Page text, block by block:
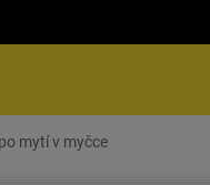
mytí v myčce